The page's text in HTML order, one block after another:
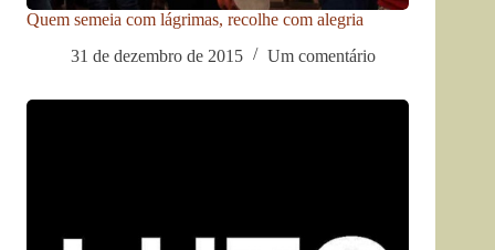
Quem semeia com lágrimas, recolhe com alegria
31 de dezembro de 2015
Um comentário